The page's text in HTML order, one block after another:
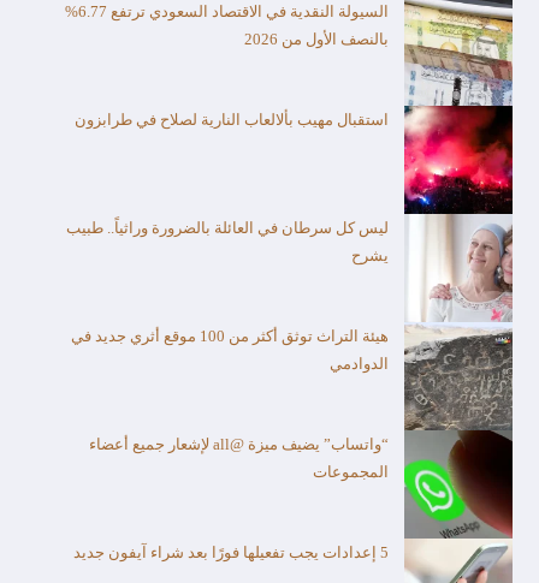
السيولة النقدية في الاقتصاد السعودي ترتفع 6.77%
بالنصف الأول من 2026
استقبال مهيب بألالعاب النارية لصلاح في طرابزون
ليس كل سرطان في العائلة بالضرورة وراثياً.. طبيب
يشرح
هيئة التراث توثق أكثر من 100 موقع أثري جديد في
الدوادمي
“واتساب” يضيف ميزة @all لإشعار جميع أعضاء
المجموعات
5 إعدادات يجب تفعيلها فورًا بعد شراء آيفون جديد